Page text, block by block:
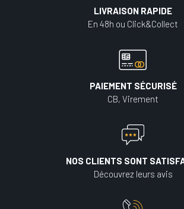
LIVRAISON RAPIDE
En 48h ou Click&Collect
PAIEMENT SÉCURISÉ
CB, Virement
NOS CLIENTS SONT
Découvrez leurs avis